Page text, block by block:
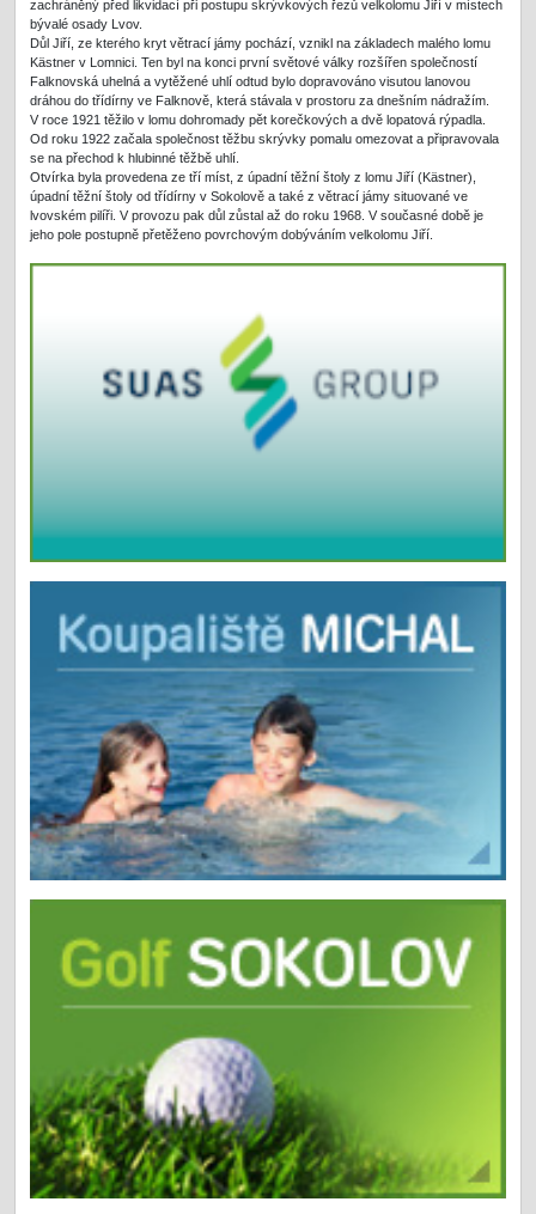
zachráněný před likvidací při postupu skrývkových řezů velkolomu Jiří v místech
bývalé osady Lvov.
Důl Jiří, ze kterého kryt větrací jámy pochází, vznikl na základech malého lomu
Kästner v Lomnici. Ten byl na konci první světové války rozšířen společností
Falknovská uhelná a vytěžené uhlí odtud bylo dopravováno visutou lanovou
dráhou do třídírny ve Falknově, která stávala v prostoru za dnešním nádražím.
V roce 1921 těžilo v lomu dohromady pět korečkových a dvě lopatová rýpadla.
Od roku 1922 začala společnost těžbu skrývky pomalu omezovat a připravovala
se na přechod k hlubinné těžbě uhlí.
Otvírka byla provedena ze tří míst, z úpadní těžní štoly z lomu Jiří (Kästner),
úpadní těžní štoly od třídírny v Sokolově a také z větrací jámy situované ve
lvovském pilíři. V provozu pak důl zůstal až do roku 1968. V současné době je
jeho pole postupně přetěženo povrchovým dobýváním velkolomu Jiří.